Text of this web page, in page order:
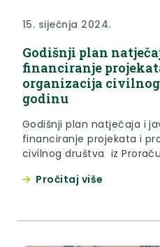
15. siječnja 2024.
Godišnji plan
financiranje
organizacija civilnog
godinu
Godišnji plan natječaja i
financiranje projekata i
civilnog društva iz
Pročitaj više